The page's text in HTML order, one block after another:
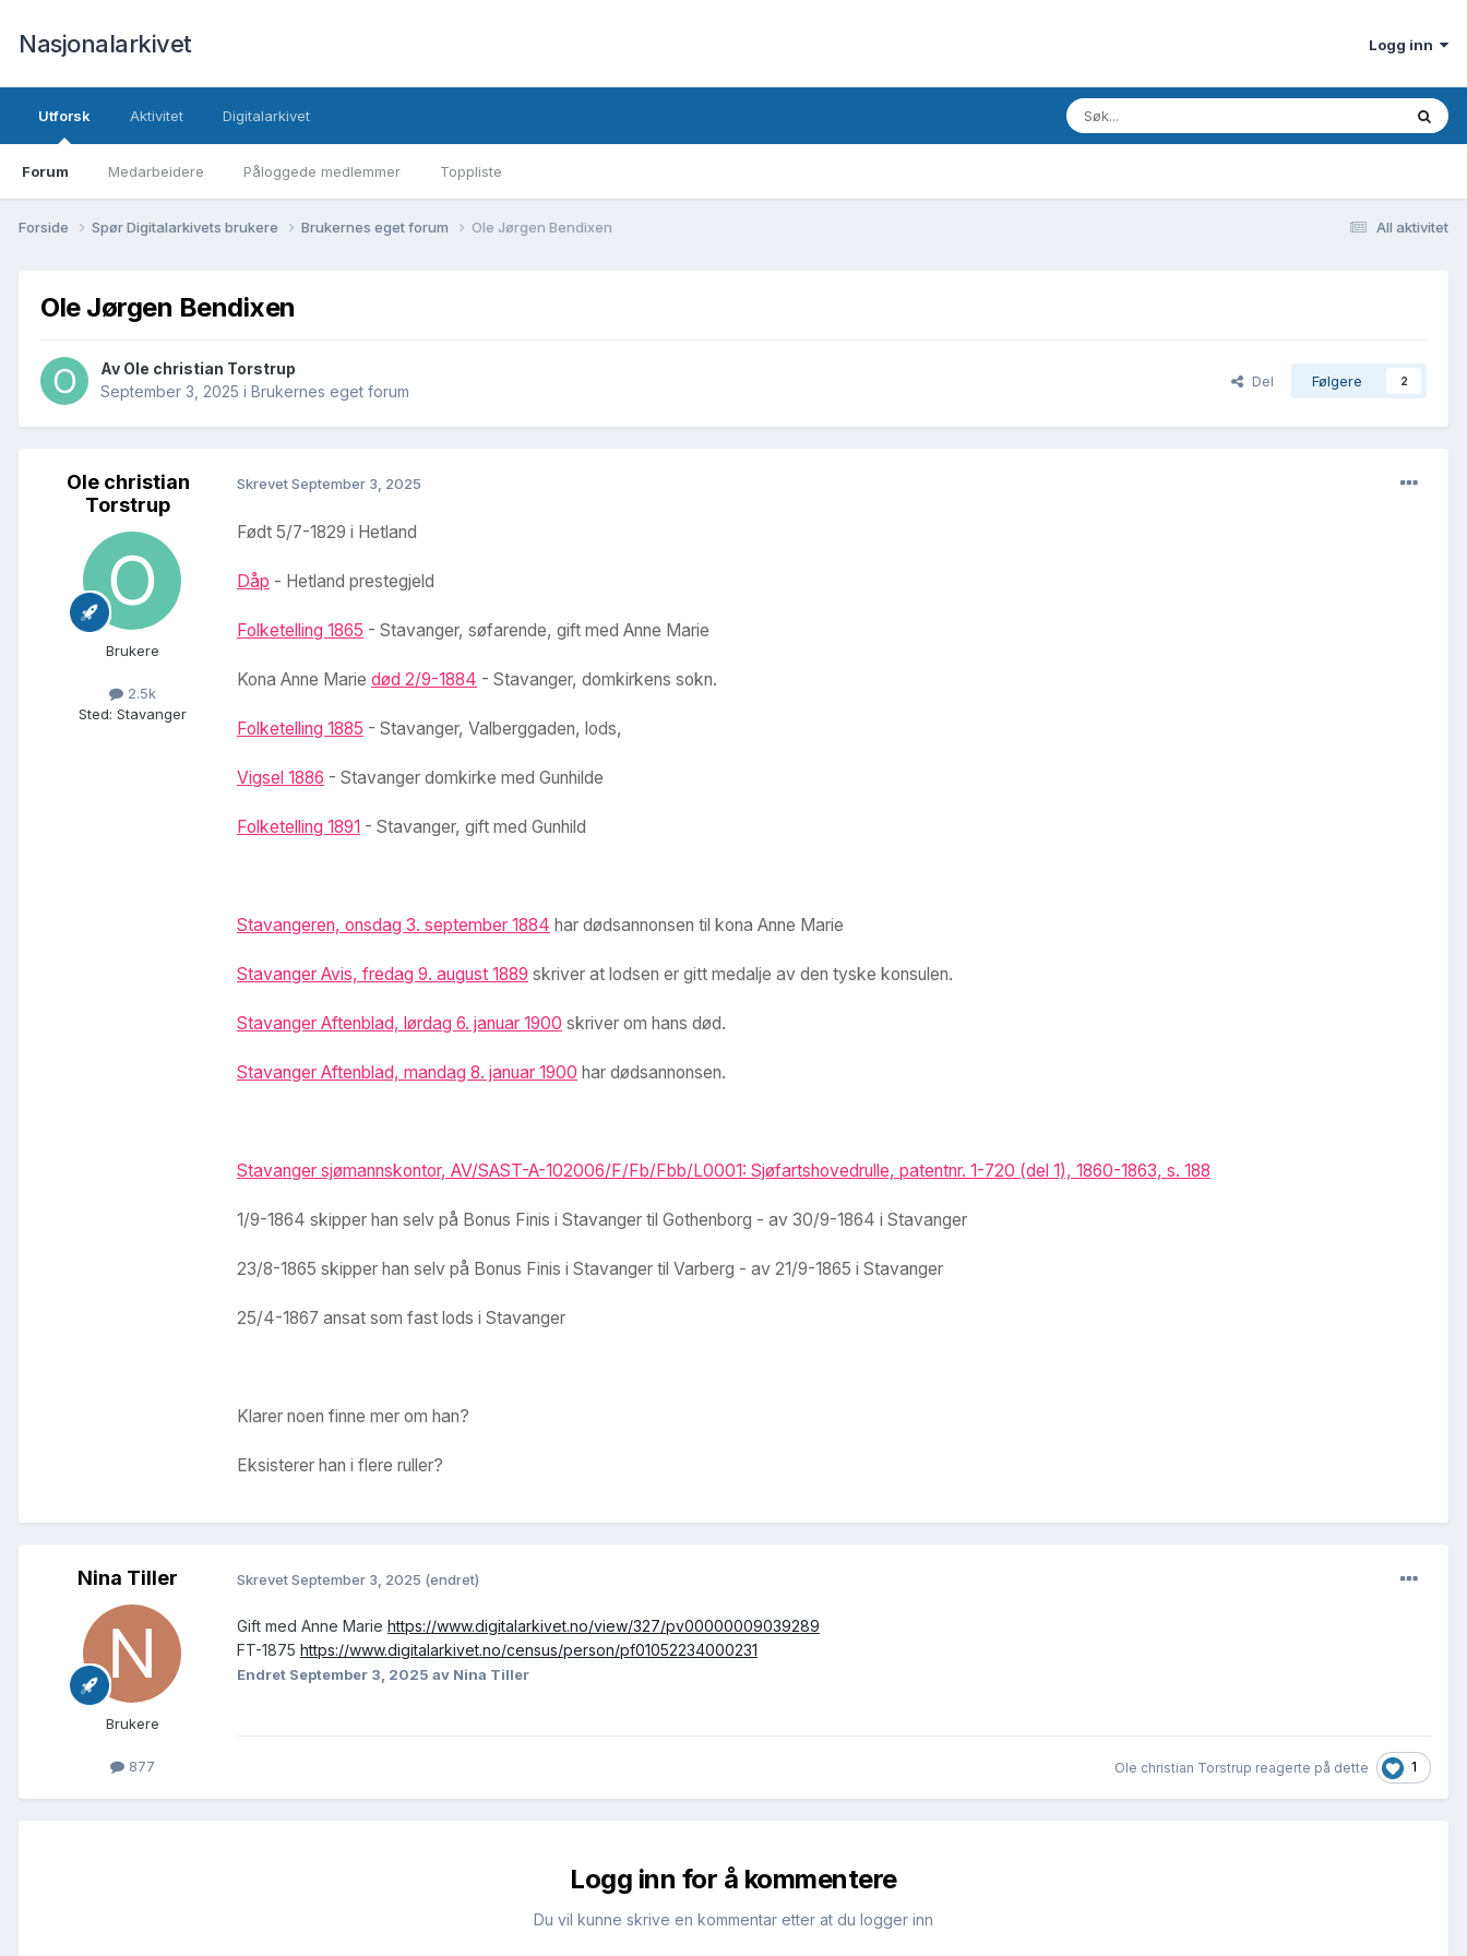
Nasjonalarkivet Logg inn
Utforsk
Forum Medarbeidere Påloggede medlemmer Toppliste
Aktivitet Digitalarkivet
All aktivitet
Forside Spør Digitalarkivets brukere Brukernes eget forum Ole Jørgen Bendixen
Ole Jørgen Bendixen
Av Ole christian Torstrup
September 3, 2025 i Brukernes eget forum
Del Følgere 2
Ole christian
Torstrup
Brukere
2.5k
Sted: Stavanger
SkrevetSeptember 3, 2025
Født 5/7-1829 i Hetland
Dåp - Hetland prestegjeld
Folketelling 1865 - Stavanger, søfarende, gift med Anne Marie
Kona Anne Marie død 2/9-1884 - Stavanger, domkirkens sokn.
Folketelling 1885 - Stavanger, Valberggaden, lods,
Vigsel 1886 - Stavanger domkirke med Gunhilde
Folketelling 1891 - Stavanger, gift med Gunhild
Stavangeren, onsdag 3. september 1884 har dødsannonsen til kona Anne Marie
Stavanger Avis, fredag 9. august 1889 skriver at lodsen er gitt medalje av den tyske konsulen.
Stavanger Aftenblad, lørdag 6. januar 1900 skriver om hans død.
Stavanger Aftenblad, mandag 8. januar 1900 har dødsannonsen.
Stavanger sjømannskontor, AV/SAST-A-102006/F/Fb/Fbb/L0001: Sjøfartshovedrulle, patentnr. 1-720 (del 1), 1860-1863, s. 188
1/9-1864 skipper han selv på Bonus Finis i Stavanger til Gothenborg - av 30/9-1864 i Stavanger
23/8-1865 skipper han selv på Bonus Finis i Stavanger til Varberg - av 21/9-1865 i Stavanger
25/4-1867 ansat som fast lods i Stavanger
Klarer noen finne mer om han?
Eksisterer han i flere ruller?
Nina Tiller
Brukere
877
SkrevetSeptember 3, 2025 (endret)
Gift med Anne Marie https://www.digitalarkivet.no/view/327/pv00000009039289
FT-1875 https://www.digitalarkivet.no/census/person/pf01052234000231
Endret September 3, 2025 av Nina Tiller
Ole christian Torstrup reagerte på dette 1
Logg inn for å kommentere
Du vil kunne skrive en kommentar etter at du logger inn